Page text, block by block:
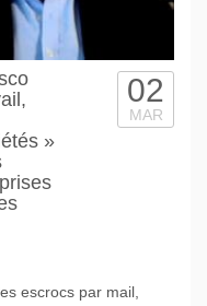
»
02
MAR
escrocs par mail,